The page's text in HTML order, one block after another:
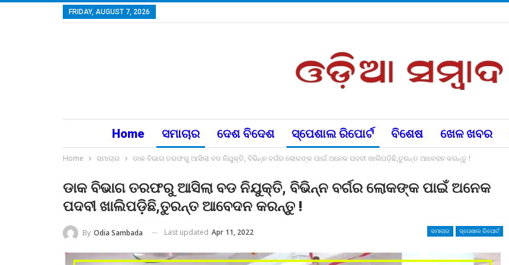
FRIDAY, AUGUST 7, 2026
Home ସମାଚାର ଦେଶ ବିଦେଶ ସ୍ପେଶାଲ ରିପୋର୍ଟ ବିଶେଷ ଖେଳ ଖବର
Home ସମାଚାର ଡାକ ବିଭାଗ ତରଫରୁ ଆସିଲା ବଡ ନିଯୁକ୍ତି, ବିଭିନ୍ନ ବର୍ଗର ଲୋକଙ୍କ ପାଇଁ ଅନେକ ପଦବୀ ଖାଲିପଡ଼ିଛି,ତୁରନ୍ତ ଆବେଦନ କରନ୍ତୁ !
ଡାକ ବିଭାଗ ତରଫରୁ ଆସିଲା ବଡ ନିଯୁକ୍ତି, ବିଭିନ୍ନ ବର୍ଗର ଲୋକଙ୍କ ପାଇଁ ଅନେକ
ପଦବୀ ଖାଲିପଡ଼ିଛି,ତୁରନ୍ତ ଆବେଦନ କରନ୍ତୁ !
ସମାଚାର ସ୍ପେଶାଲ ରିପୋର୍ଟ
By Odia Sambada Last updated Apr 11, 2022